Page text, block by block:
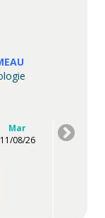
Mar
11/08/26